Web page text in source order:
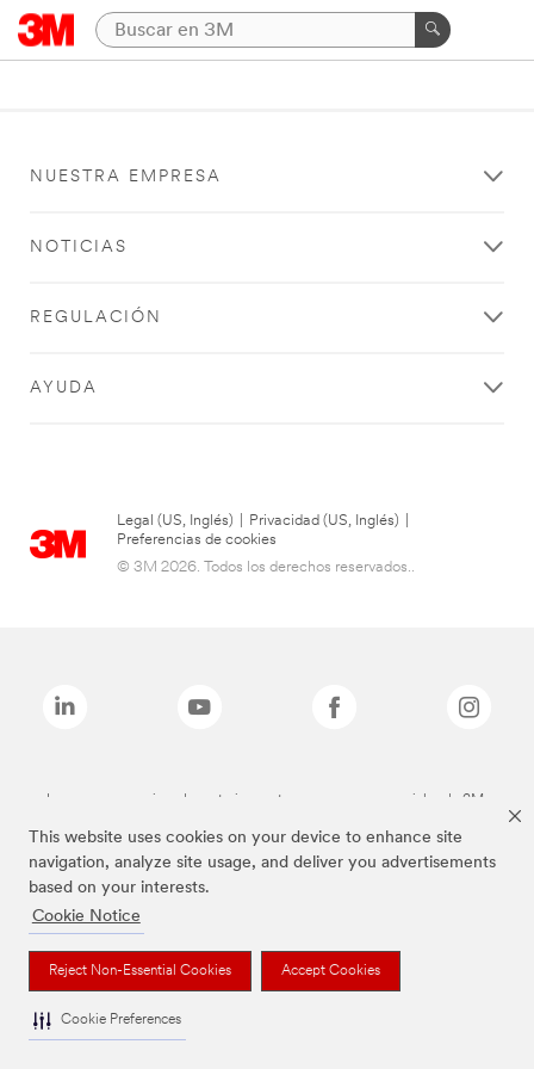
This website uses cookies on your device to enhance site
navigation, analyze site usage, and deliver you advertisements
based on your interests.
Cookie Notice
Reject Non-Essential Cookies Accept Cookies
Cookie Preferences
NUESTRA EMPRESA
NOTICIAS
REGULACIÓN
AYUDA
Legal (US, Inglés) Privacidad (US, Inglés)
Preferencias de cookies
© 3M 2026. Todos los derechos reservados..
Las marcas mencionadas anteriormente son marcas comerciales de 3M.